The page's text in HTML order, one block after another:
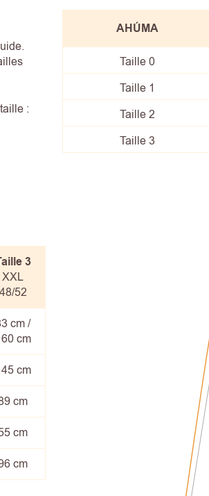
:
AHÚMA
Taille 0
Taille 1
Taille 2
Taille 3
3
XXL
48/52
cm /
cm
cm
cm
cm
cm